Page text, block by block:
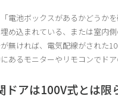
電池ボックスがあるかどうかを
め込まれている、または室内
無ければ、電気配線がされた
あるモニターやリモコンでド
アは100V式とは限